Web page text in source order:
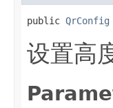
public QrConfig
设置高